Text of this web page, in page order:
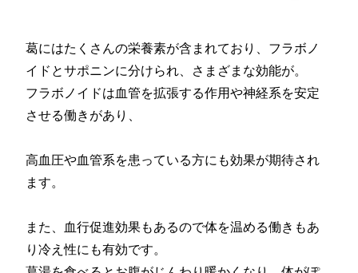
葛にはたくさんの栄養素が含まれており、フラボノ
イドとサポニンに分けられ、さまざまな効能が。
フラボノイドは血管を拡張する作用や神経系を安定
させる働きがあり、
高血圧や血管系を患っている方にも効果が期待され
ます。
また、血行促進効果もあるので体を温める働きもあ
り冷え性にも有効です。